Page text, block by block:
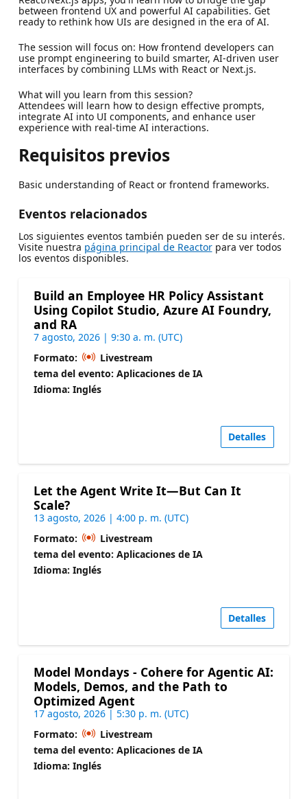
between frontend UX and powerful AI capabilities. Get
ready to rethink how UIs are designed in the era of AI.
The session will focus on: How frontend developers can
use prompt engineering to build smarter, AI-driven user
interfaces by combining LLMs with React or Next.js.
What will you learn from this session?
Attendees will learn how to design effective prompts,
integrate AI into UI components, and enhance user
experience with real-time AI interactions.
Requisitos previos
Basic understanding of React or frontend frameworks.
Eventos relacionados
Los siguientes eventos también pueden ser de su interés.
Visite nuestra página principal de Reactorpara ver todos
los eventos disponibles.
Build an Employee HR Policy Assistant
Using Copilot Studio, Azure AI Foundry,
and RA
7 agosto, 2026 | 9:30 a. m. (UTC)
Formato:
Livestream
tema del evento: Aplicaciones de IA
Idioma: Inglés
Detalles
Let the Agent Write It—But Can It
Scale?
13 agosto, 2026 | 4:00 p. m. (UTC)
Formato:
Livestream
tema del evento: Aplicaciones de IA
Idioma: Inglés
Detalles
Model Mondays - Cohere for Agentic AI:
Models, Demos, and the Path to
Optimized Agent
17 agosto, 2026 | 5:30 p. m. (UTC)
Formato:
Livestream
tema del evento: Aplicaciones de IA
Idioma: Inglés